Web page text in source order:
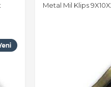
Metal Mil Klips